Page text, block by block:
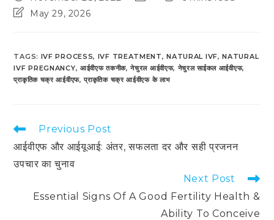
published:
PostMay 29, 2026
TAGS: IVF PROCESS, IVF TREATMENT, NATURAL IVF, NATURAL
IVF PREGNANCY, आईवीएफ तकनीक, नेचुरल आईवीएफ, नेचुरल साईकल आईवीएफ,
प्राकृतिक चक्र आईवीएफ, प्राकृतिक चक्र आईवीएफ के लाभ
Read
more
articles
Previous Post
आईवीएफ और आईयूआई: अंतर, सफलता दर और सही प्रजनन
उपचार का चुनाव
Next Post
Essential Signs Of A Good Fertility Health &
Ability To Conceive